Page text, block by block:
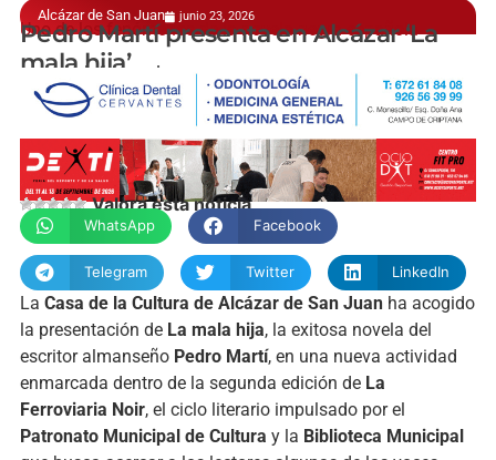
Alcázar de San Juan junio 23, 2026
Uno de los fenómenos de la novela negra española
Pedro Martí presenta en Alcázar ‘La
mala hija’
manchainformacion.com
Valora esta noticia
WhatsApp Facebook
Telegram Twitter LinkedIn
La Casa de la Cultura de Alcázar de San Juanha acogido
la presentación de La mala hija, la exitosa novela del
escritor almanseño Pedro Martí, en una nueva actividad
enmarcada dentro de la segunda edición de La
Ferroviaria Noir, el ciclo literario impulsado por el
Patronato Municipal de Cultura y la Biblioteca Municipal